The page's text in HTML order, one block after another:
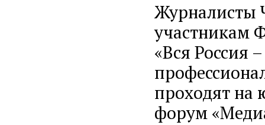
Журналисты
участникам
«Вся Россия
проходят на
форум